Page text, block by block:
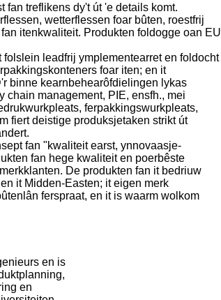
fan treflikens dy't út 'e details komt.
wetterflessen foar bûten, roestfrij
itenkwaliteit. Produkten foldogge oan EU
leadfrij ymplementearret en foldocht
foar iten; en it
binne kearnbehearôfdielingen lykas
management, PIE, ensfh., mei
ferpakkingswurkpleats,
fiert deistige produksjetaken strikt út
fan "kwaliteit earst, ynnovaasje-
fan hege kwaliteit en poerbêste
De produkten fan it bedriuw
it Midden-Easten; it eigen merk
ferspraat, en it is waarm wolkom
en is
en